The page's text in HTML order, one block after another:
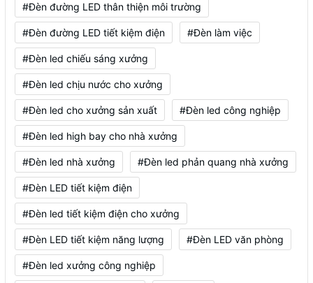
#Đèn đường LED thân thiện môi trường
#Đèn đường LED tiết kiệm điện #Đèn làm việc
#Đèn led chiếu sáng xưởng
#Đèn led chịu nước cho xưởng
#Đèn led cho xưởng sản xuất #Đèn led công nghiệp
#Đèn led high bay cho nhà xưởng
#Đèn led nhà xưởng #Đèn led phản quang nhà xưởng
#Đèn LED tiết kiệm điện
#Đèn led tiết kiệm điện cho xưởng
#Đèn LED tiết kiệm năng lượng #Đèn LED văn phòng
#Đèn led xưởng công nghiệp